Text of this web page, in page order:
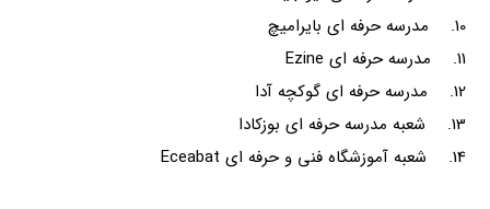
10. مدرسه حرفه ای بایرامیچ
11. مدرسه حرفه ای Ezine
12. مدرسه حرفه ای گوکچه آدا
13. شعبه مدرسه حرفه ای بوزکادا
14. شعبه آموزشگاه فنی و حرفه ای Eceabat